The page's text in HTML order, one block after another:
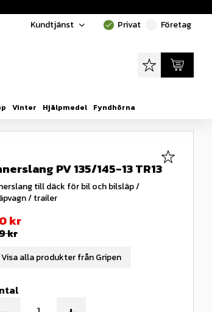
Kundtjänst done Privat Företag
Favoriter
Kundvagn
Vinter Hjälpmedel Fyndhörna
PV 135/145-13 TR13
till däck för bil och bilsläp /
/ trailer
pris:
kr
pris:
kr
Lägg till
Visa alla produkter från Gripen